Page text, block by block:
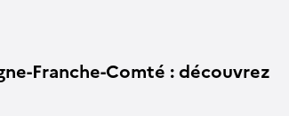
Franche-Comté : découvrez